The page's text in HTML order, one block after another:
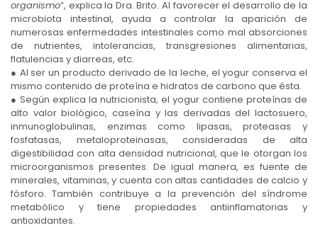
organismo”, explica la Dra. Brito. Al favorecer el desarrollo de la
microbiota intestinal, ayuda a controlar la aparición de
numerosas enfermedades intestinales como mal absorciones
de nutrientes, intolerancias, transgresiones alimentarias,
flatulencias y diarreas, etc.
● Al ser un producto derivado de la leche, el yogur conserva el
mismo contenido de proteína e hidratos de carbono que ésta.
● Según explica la nutricionista, el yogur contiene proteínas de
alto valor biológico, caseína y las derivadas del lactosuero,
inmunoglobulinas, enzimas como lipasas, proteasas y
fosfatasas, metaloproteinasas, consideradas de alta
digestibilidad con alta densidad nutricional, que le otorgan los
microorganismos presentes. De igual manera, es fuente de
minerales, vitaminas, y cuenta con altas cantidades de calcio y
fósforo. También contribuye a la prevención del síndrome
metabólico y tiene propiedades antiinflamatorias y
antioxidantes.